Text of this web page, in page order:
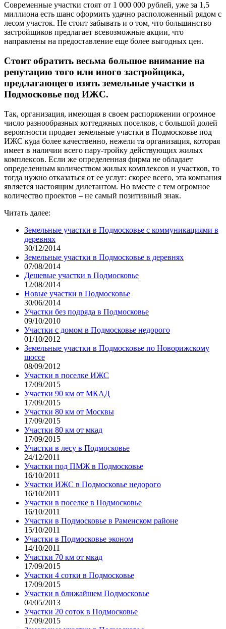
Современные участки стоят от 1 000 000 рублей, уже за 1,5
миллиона есть шанс оформить удачно расположенный рядом с
лесом участок. Не стоит забывать и о том, что большинство
застройщиков предлагает всевозможные акции, что
направлены на предоставление еще более выгодных цен.
Стоит обратить весьма большое внимание на
репутацию того или иного застройщика,
предлагающего взять земельные участки в
Подмосковье под ИЖС.
Так, организация, имеющая в своем распоряжении огромное
число разнообразных коттеджных поселков, с большой долей
вероятности продает земельные участки в Подмосковье под
ИЖС куда более качественно, нежели та организация, которая
имеет в наличии всего пару-тройку действующих жилых
комплексов. Если же определенная фирма не обладает
определенным количеством жилых комплексов и участков, то
тогда нужно отказаться от ее услуг: скорее всего, эта компания
является настоящим дилетантом. Но вместе с тем огромное
количество проектов – не самый позитивный знак.
Читать далее:
Земельные участки в Подмосковье с коммуникациями в
деревнях
30/12/2014
Земельные участки в Подмосковье в деревнях
07/08/2014
Дешевые участки в Подмосковье
12/08/2014
Новые участки в Подмосковье
30/06/2014
Участки без подряда в Подмосковье
09/10/2010
Участки с домом в Подмосковье недорого
01/10/2012
Земельные участки в Подмосковье по Новорижскому
шоссе
08/09/2012
Участки в поселке ИЖС
17/09/2015
Участки 90 км от МКАД
17/09/2015
Участки 80 км от Москвы
17/09/2015
Участки 80 км от мкад
17/09/2015
Участки в лесу в Подмосковье
24/12/2011
Участки под ПМЖ в Подмосковье
16/10/2011
Участки ИЖС в Подмосковье недорого
16/10/2011
Участки в поселке в Подмосковье
16/10/2011
Участки в Подмосковье в Раменском районе
15/10/2011
Участки в Подмосковье эконом
14/10/2011
Участки 70 км от мкад
17/09/2015
Участки 4 сотки в Подмосковье
17/09/2015
Участки в ближайшем Подмосковье
04/05/2013
Участки 20 соток в Подмосковье
17/09/2015